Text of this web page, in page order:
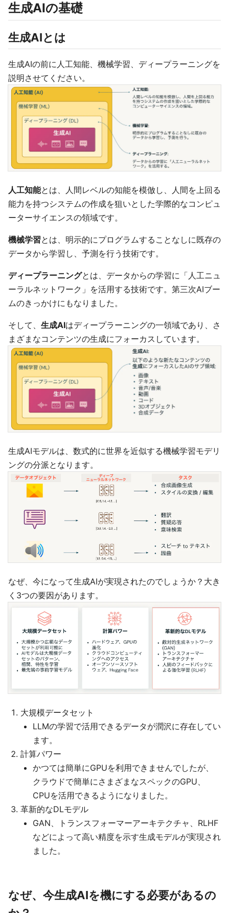
生成AIの基礎
生成AIとは
生成AIの前に人工知能、機械学習、ディープラーニングを
説明させてください。
人工知能とは、人間レベルの知能を模倣し、人間を上回る
能力を持つシステムの作成を狙いとした学際的なコンピュ
ーターサイエンスの領域です。
機械学習とは、明示的にプログラムすることなしに既存の
データから学習し、予測を行う技術です。
ディープラーニングとは、データからの学習に「人工ニュ
ーラルネットワーク」を活用する技術です。第三次AIブー
ムのきっかけにもなりました。
そして、 生成AIはディープラーニングの一領域であり、さ
まざまなコンテンツの生成にフォーカスしています。
生成AIモデルは、数式的に世界を近似する機械学習モデリ
ングの分派となります。
なぜ、今になって生成AIが実現されたのでしょうか？大き
く3つの要因があります。
大規模データセット
LLMの学習で活用できるデータが潤沢に存在してい
ます。
計算パワー
かつては簡単にGPUを利用できませんでしたが、
クラウドで簡単にさまざまなスペックのGPU、
CPUを活用できるようになりました。
革新的なDLモデル
GAN、トランスフォーマーアーキテクチャ、RLHF
などによって高い精度を示す生成モデルが実現され
ました。
なぜ、今生成AIを機にする必要があるの